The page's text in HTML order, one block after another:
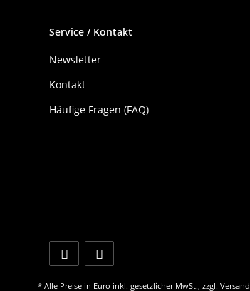
Service / Kontakt
Newsletter
Kontakt
Häufige Fragen (FAQ)
* Alle Preise in Euro inkl. gesetzlicher MwSt., zzgl.Versand